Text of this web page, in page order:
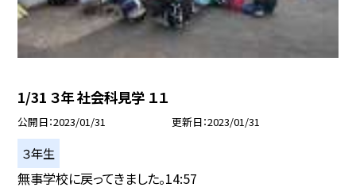
1/31 ３年 社会科見学 １１
公開日 2023/01/31 更新日 2023/01/31
３年生
無事学校に戻ってきました。14:57